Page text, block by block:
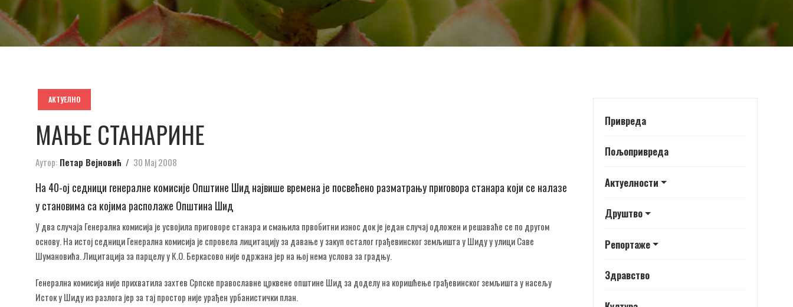
АКТУЕЛНО
МАЊЕ СТАНАРИНЕ
Аутор: Петар Вејновић 30 Мај 2008
На 40-ој седници генералне комисије Општине Шид највише времена је посвећено разматрању приговора станара који се налазе
у становима са којима располаже Општина Шид
У два случаја Генерална комисија је усвојила приговоре станара и смањила првобитни износ док је један случај одложен и решаваће се по другом
основу. На истој седници Генерална комисија је спровела лицитацију за давање у закуп осталог грађевинског земљишта у Шиду у улици Саве
Шумановића. Лицитација за парцелу у К.О. Беркасово није одржана јер на њој нема услова за градњу.
Генерална комисија није прихватила захтев Српске православне црквене општине Шид за доделу на коришћење грађевинског земљишта у насељу
Исток у Шиду из разлога јер за тај простор није урађен урбанистички план.
Привреда
Пољопривреда
Актуелности
Друштво
Репортаже
Здравство